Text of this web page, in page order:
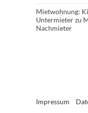
Mietwohnung:
Untermieterzu
Nachmieter
Impressum